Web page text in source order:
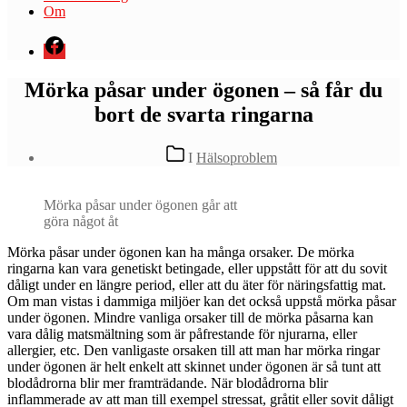
Om
Menyval
Mörka påsar under ögonen – så får du
bort de svarta ringarna
Kategorier
I Hälsoproblem
Mörka påsar under ögonen går att
göra något åt
Mörka påsar under ögonen kan ha många orsaker. De mörka
ringarna kan vara genetiskt betingade, eller uppstått för att du sovit
dåligt under en längre period, eller att du äter för näringsfattig mat.
Om man vistas i dammiga miljöer kan det också uppstå mörka påsar
under ögonen. Mindre vanliga orsaker till de mörka påsarna kan
vara dålig matsmältning som är påfrestande för njurarna, eller
allergier, etc. Den vanligaste orsaken till att man har mörka ringar
under ögonen är helt enkelt att skinnet under ögonen är så tunt att
blodådrorna blir mer framträdande. När blodådrorna blir
inflammerade av att man till exempel stressat, gråtit eller sovit dåligt